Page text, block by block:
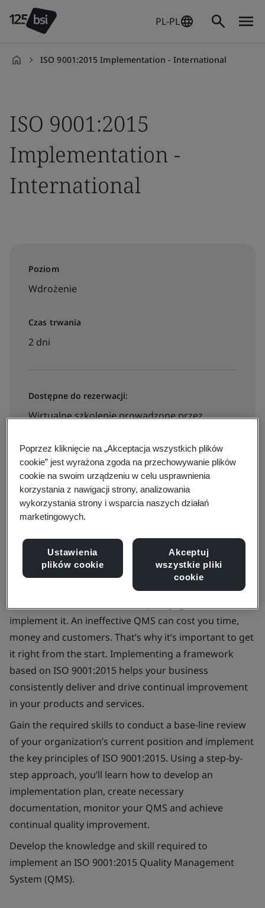
PL-PL
ISO 9001:2015 Implementation - International
ISO 9001:2015
Implementation -
International
Poziom
Wdrożenie
Czas trwania
2 dni
Dostępne do rezerwacji:
Wirtualne szkolenie prowadzone przez
1650zl
View dates, locations and prices
implement it. An ineffective QMS can cost you time,
money and customers. That’s why it’s important to get
it right from the start. Implementing a framework
based on ISO 9001:2015 helps your business
consistently deliver and drive continual improvement
in your products and services.
Gain the required skills to conduct a base-line review
of your organization’s current position and implement
the key principles of ISO 9001:2015. Using a step-by-
step approach, you’ll learn how to develop an
implementation plan, create necessary
documentation, monitor your QMS and achieve
continual quality improvement.
Develop the knowledge and skill required to
implement an ISO 9001:2015 Quality Management
System (QMS).
Poprzez kliknięcie na „Akceptacja wszystkich plików
cookie” jest wyrażona zgoda na przechowywanie plików
cookie na swoim urządzeniu w celu usprawnienia
korzystania z nawigacji strony, analizowania
wykorzystania strony i wsparcia naszych działań
marketingowych.
Ustawienia
plików cookie
Akceptuj
wszystkie pliki
cookie